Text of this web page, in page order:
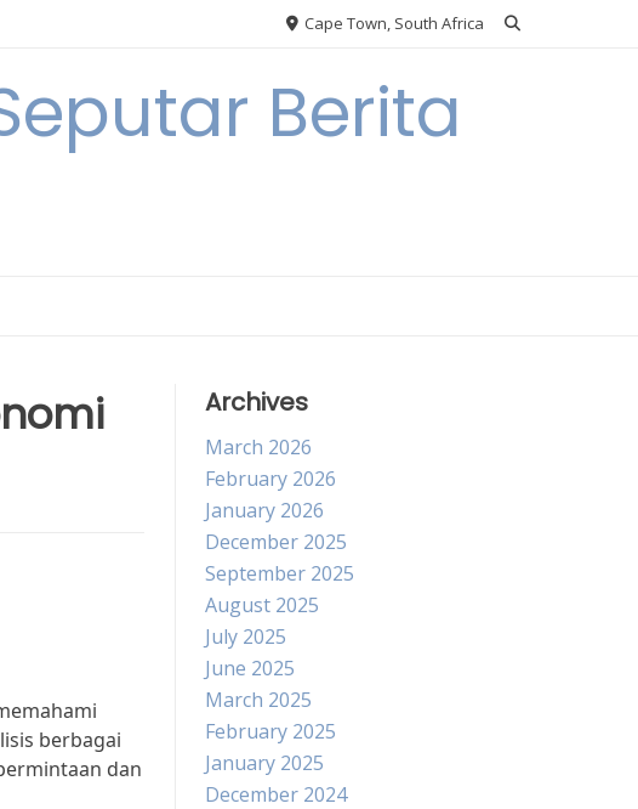
Cape Town, South Africa
Berita
berbagai
dan
Archives
March 2026
February 2026
January 2026
December 2025
September 2025
August 2025
July 2025
June 2025
March 2025
February 2025
January 2025
December 2024